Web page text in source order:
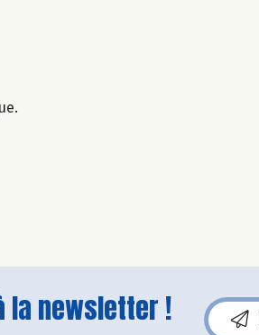
la newsletter !